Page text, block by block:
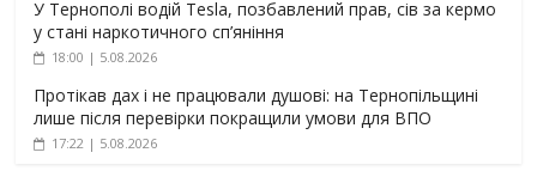
У Тернополі водій Tesla, позбавлений прав, сів за кермо
у стані наркотичного сп’яніння
18:00 | 5.08.2026
Протікав дах і не працювали душові: на Тернопільщині
лише після перевірки покращили умови для ВПО
17:22 | 5.08.2026